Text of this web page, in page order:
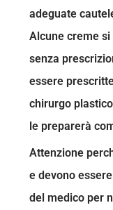
adeguate
Alcune creme
senza
essere
chirurgo
le preparerà
Attenzione
e devono
del medico per